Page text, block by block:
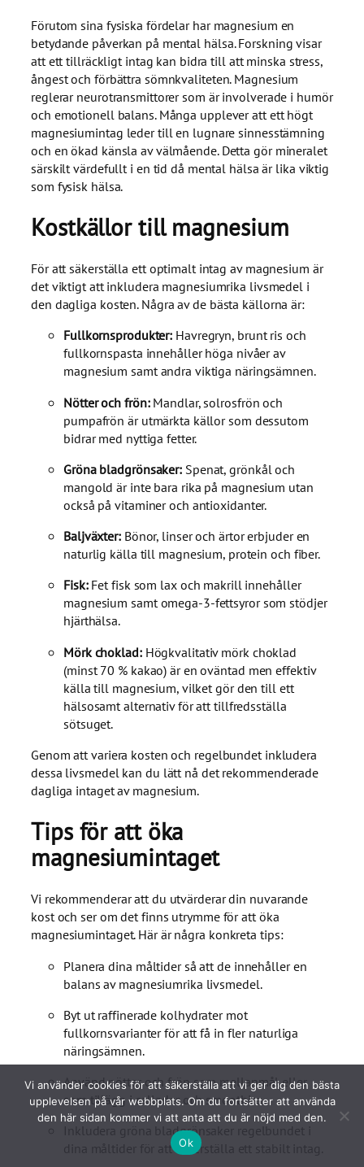
Förutom sina fysiska fördelar har magnesium en
betydande påverkan på mental hälsa. Forskning visar
att ett tillräckligt intag kan bidra till att minska stress,
ångest och förbättra sömnkvaliteten. Magnesium
reglerar neurotransmittorer som är involverade i humör
och emotionell balans. Många upplever att ett högt
magnesiumintag leder till en lugnare sinnesstämning
och en ökad känsla av välmående. Detta gör mineralet
särskilt värdefullt i en tid då mental hälsa är lika viktig
som fysisk hälsa.
Kostkällor till magnesium
För att säkerställa ett optimalt intag av magnesium är
det viktigt att inkludera magnesiumrika livsmedel i
den dagliga kosten. Några av de bästa källorna är:
Fullkornsprodukter: Havregryn, brunt ris och
fullkornspasta innehåller höga nivåer av
magnesium samt andra viktiga näringsämnen.
Nötter och frön:Mandlar, solrosfrön och
pumpafrön är utmärkta källor som dessutom
bidrar med nyttiga fetter.
Gröna bladgrönsaker: Spenat, grönkål och
mangold är inte bara rika på magnesium utan
också på vitaminer och antioxidanter.
Baljväxter:Bönor, linser och ärtor erbjuder en
naturlig källa till magnesium, protein och fiber.
Fisk:Fet fisk som lax och makrill innehåller
magnesium samt omega-3-fettsyror som stödjer
hjärthälsa.
Mörk choklad:Högkvalitativ mörk choklad
(minst 70 % kakao) är en oväntad men effektiv
källa till magnesium, vilket gör den till ett
hälsosamt alternativ för att tillfredsställa
sötsuget.
Genom att variera kosten och regelbundet inkludera
dessa livsmedel kan du lätt nå det rekommenderade
dagliga intaget av magnesium.
Tips för att öka
magnesiumintaget
Vi rekommenderar att du utvärderar din nuvarande
kost och ser om det finns utrymme för att öka
magnesiumintaget. Här är några konkreta tips:
Planera dina måltider så att de innehåller en
balans av magnesiumrika livsmedel.
Byt ut raffinerade kolhydrater mot
fullkornsvarianter för att få in fler naturliga
näringsämnen.
Använd nötter och frön som mellanmål eller
som tillägg i sallader och smoothies.
Inkludera gröna bladgrönsaker regelbundet i
dina måltider för att säkerställa ett stabilt intag.
Vi använder cookies för att säkerställa att vi ger dig den bästa
upplevelsen på vår webbplats. Om du fortsätter att använda
den här sidan kommer vi att anta att du är nöjd med den.
Ok